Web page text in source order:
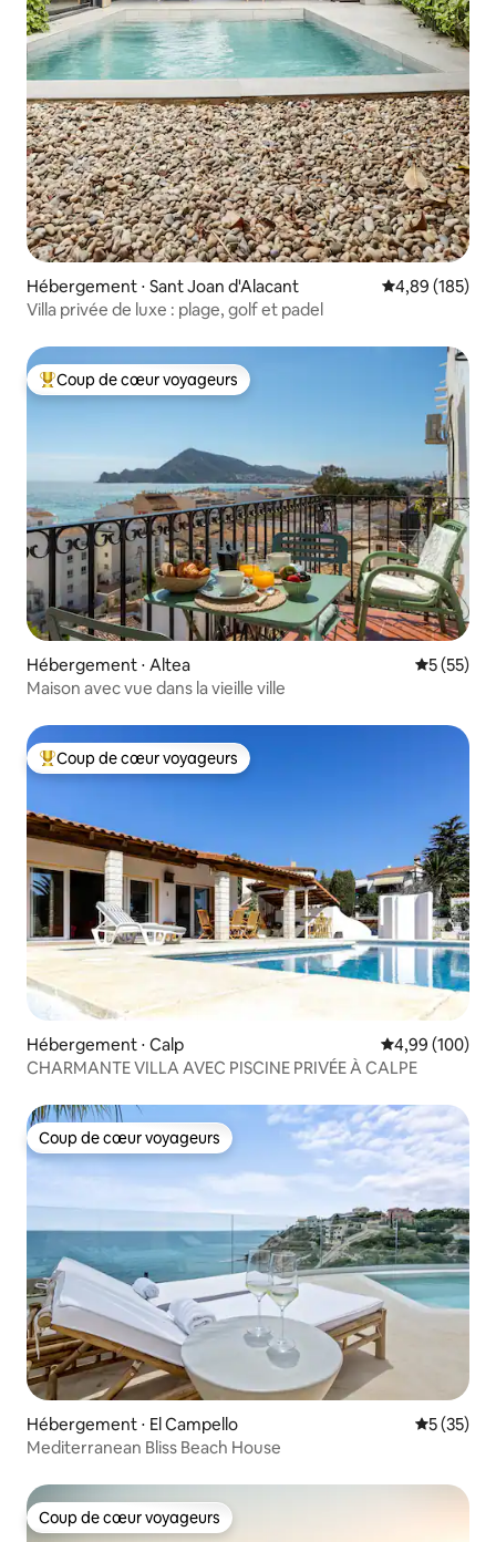
Hébergement ⋅ Sant Joan d'Alacant Évaluation
4,89 (185)
Villa privée de luxe : plage, golf et padel
Coups de cœur voyageurs les plus appréciés
Coup de cœur voyageurs
Hébergement ⋅ Altea
5 (55)
Maison avec vue dans la vieille ville
Coups de cœur voyageurs les plus appréciés
Coup de cœur voyageurs
Hébergement ⋅ Calp Évaluation
4,99 (100)
CHARMANTE VILLA AVEC PISCINE PRIVÉE À CALPE
Coup de cœur voyageurs
Coup de cœur voyageurs
Hébergement ⋅ El Campello
5 (35)
Mediterranean Bliss Beach House
Coup de cœur voyageurs
Coup de cœur voyageurs